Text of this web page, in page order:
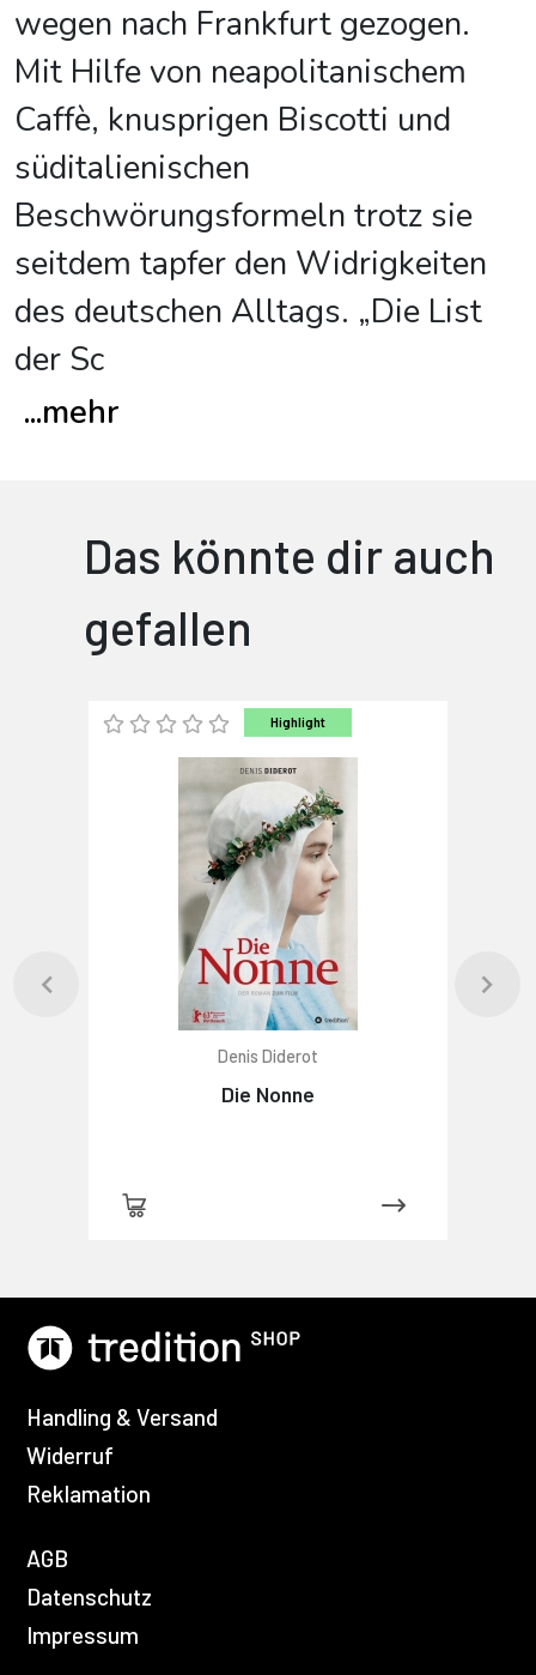
wegen nach Frankfurt gezogen.
Mit Hilfe von neapolitanischem
Caffè, knusprigen Biscotti und
süditalienischen
Beschwörungsformeln trotz sie
seitdem tapfer den Widrigkeiten
des deutschen Alltags. „Die List
der Sc
...mehr
Das könnte dir auch
gefallen
Highlight
Denis Diderot
Die Nonne
Handling & Versand
Widerruf
Reklamation
AGB
Datenschutz
Impressum